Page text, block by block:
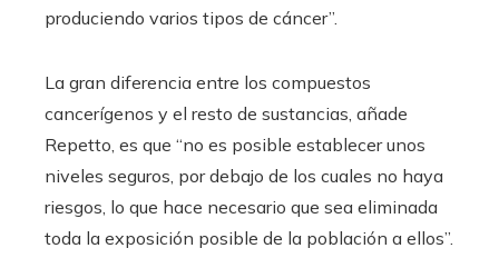
produciendo varios tipos de cáncer”.
La gran diferencia entre los compuestos
cancerígenos y el resto de sustancias, añade
Repetto, es que “no es posible establecer unos
niveles seguros, por debajo de los cuales no haya
riesgos, lo que hace necesario que sea eliminada
toda la exposición posible de la población a ellos”.